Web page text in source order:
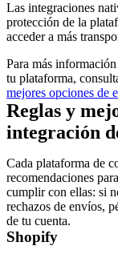
Las integraciones
protección de la
acceder a más
Para más
tu plataforma,
mejores opciones de
Reglas y
integración
Cada plataforma de
recomendaciones
cumplir con ellas: si
rechazos de envíos,
de tu cuenta.
Shopify